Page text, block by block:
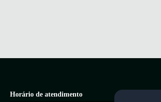
Horário de atendimento